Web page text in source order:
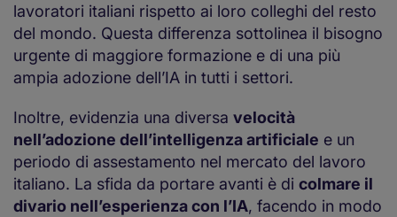
lavoratori italiani rispetto ai loro colleghi del resto
del mondo. Questa differenza sottolinea il bisogno
urgente di maggiore formazione e di una più
ampia adozione dell’IA in tutti i settori.
Inoltre, evidenzia una diversa velocità
nell’adozione dell’intelligenza artificiale e un
periodo di assestamento nel mercato del lavoro
italiano. La sfida da portare avanti è di colmare il
divario nell’esperienza con l’IA, facendo in modo